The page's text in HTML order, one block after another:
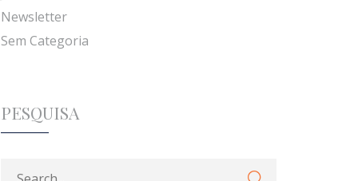
Newsletter
Sem Categoria
PESQUISA